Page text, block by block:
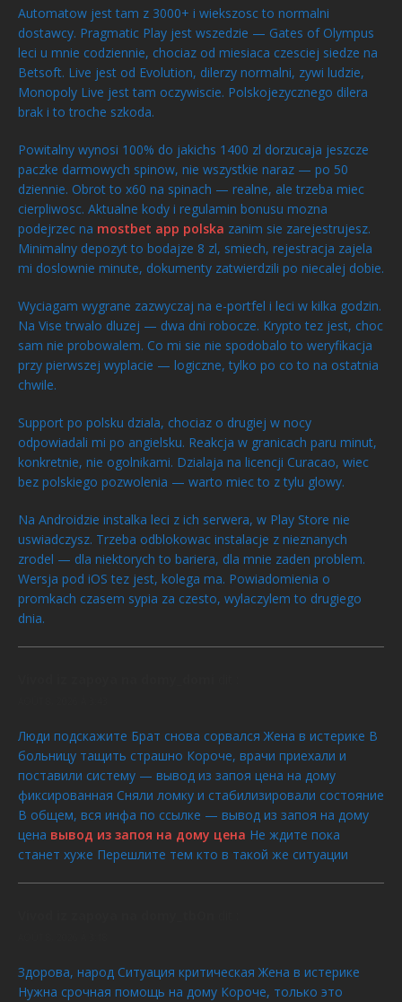
Automatow jest tam z 3000+ i wiekszosc to normalni
dostawcy. Pragmatic Play jest wszedzie — Gates of Olympus
leci u mnie codziennie, chociaz od miesiaca czesciej siedze na
Betsoft. Live jest od Evolution, dilerzy normalni, zywi ludzie,
Monopoly Live jest tam oczywiscie. Polskojezycznego dilera
brak i to troche szkoda.
Powitalny wynosi 100% do jakichs 1400 zl dorzucaja jeszcze
paczke darmowych spinow, nie wszystkie naraz — po 50
dziennie. Obrot to x60 na spinach — realne, ale trzeba miec
cierpliwosc. Aktualne kody i regulamin bonusu mozna
podejrzec na mostbet app polska zanim sie zarejestrujesz.
Minimalny depozyt to bodajze 8 zl, smiech, rejestracja zajela
mi doslownie minute, dokumenty zatwierdzili po niecalej dobie.
Wyciagam wygrane zazwyczaj na e-portfel i leci w kilka godzin.
Na Vise trwalo dluzej — dwa dni robocze. Krypto tez jest, choc
sam nie probowalem. Co mi sie nie spodobalo to weryfikacja
przy pierwszej wyplacie — logiczne, tylko po co to na ostatnia
chwile.
Support po polsku dziala, chociaz o drugiej w nocy
odpowiadali mi po angielsku. Reakcja w granicach paru minut,
konkretnie, nie ogolnikami. Dzialaja na licencji Curacao, wiec
bez polskiego pozwolenia — warto miec to z tylu glowy.
Na Androidzie instalka leci z ich serwera, w Play Store nie
uswiadczysz. Trzeba odblokowac instalacje z nieznanych
zrodel — dla niektorych to bariera, dla mnie zaden problem.
Wersja pod iOS tez jest, kolega ma. Powiadomienia o
promkach czasem sypia za czesto, wylaczylem to drugiego
dnia.
Люди подскажите Брат снова сорвался Жена в истерике В
больницу тащить страшно Короче, врачи приехали и
поставили систему — вывод из запоя цена на дому
фиксированная Сняли ломку и стабилизировали состояние
В общем, вся инфа по ссылке — вывод из запоя на дому
цена вывод из запоя на дому цена Не ждите пока
станет хуже Перешлите тем кто в такой же ситуации
Здорова, народ Ситуация критическая Жена в истерике
Нужна срочная помощь на дому Короче, только это